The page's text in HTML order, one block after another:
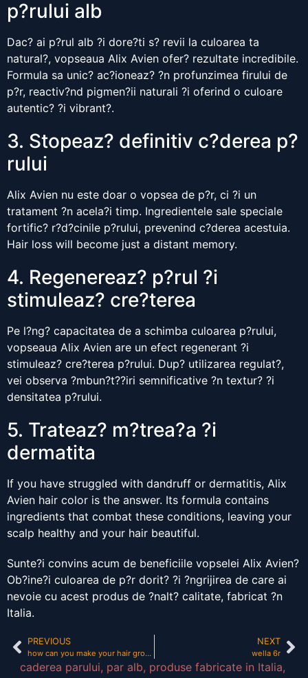
p?rului alb
Dac? ai p?rul alb ?i dore?ti s? revii la culoarea ta
natural?, vopseaua Alix Avien ofer? rezultate incredibile.
Formula sa unic? ac?ioneaz? ?n profunzimea firului de
p?r, reactiv?nd pigmen?ii naturali ?i oferind o culoare
autentic? ?i vibrant?.
3. Stopeaz? definitiv c?derea p?
rului
Alix Avien nu este doar o vopsea de p?r, ci ?i un
tratament ?n acela?i timp. Ingredientele sale speciale
fortific? r?d?cinile p?rului, prevenind c?derea acestuia.
Hair loss will become just a distant memory.
4. Regenereaz? p?rul ?i
stimuleaz? cre?terea
Pe l?ng? capacitatea de a schimba culoarea p?rului,
vopseaua Alix Avien are un efect regenerant ?i
stimuleaz? cre?terea p?rului. Dup? utilizarea regulat?,
vei observa ?mbun?t??iri semnificative ?n textur? ?i
densitatea p?rului.
5. Trateaz? m?trea?a ?i
dermatita
If you have struggled with dandruff or dermatitis, Alix
Avien hair color is the answer. Its formula contains
ingredients that combat these conditions, leaving your
scalp healthy and your hair beautiful.
Sunte?i convins acum de beneficiile vopselei Alix Avien?
Ob?ine?i culoarea de p?r dorit? ?i ?ngrijirea de care ai
nevoie cu acest produs de ?nalt? calitate, fabricat ?n
Italia.
PREVIOUS
how can you make your hair grow faster
NEXT
wella 6r
caderea parului, par alb, produse fabricate in Italia,